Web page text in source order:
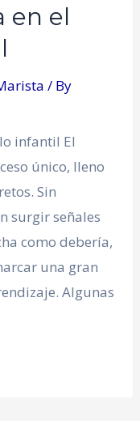
en el
/ By
infantil El
único, lleno
Sin
surgir señales
como debería,
una gran
Algunas